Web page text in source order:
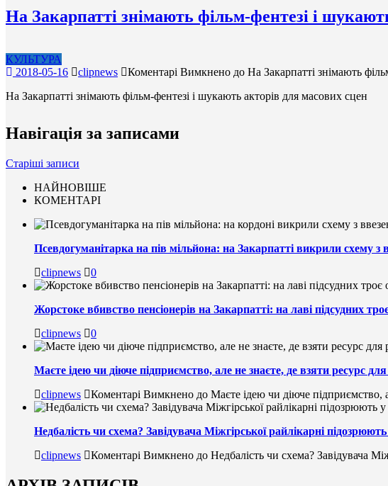
На Закарпатті знімають фільм-фентезі і
КУЛЬТУРА
2018-05-16
clipnews Коментарі Вимкнено до На Закарпатті знімають
На Закарпатті знімають фільм-фентезі і шукають акторів для масових сцен
Навігація за записами
Старіші записи
НАЙНОВІШЕ
КОМЕНТАРІ
Псевдогуманітарка на пів мільйона: на Закарпатті викрили схему з
clipnews
0
Жорстоке вбивство пенсіонерів на Закарпатті: на лаві підсудних
clipnews
0
Маєте ідею чи діюче підприємство, але не знаєте, де взяти ресурс
clipnews
Коментарі Вимкнено до Маєте ідею чи діюче підприємство,
Недбалість чи схема? Завідувача Міжгірської райлікарні
clipnews
Коментарі Вимкнено до Недбалість чи схема? Завідувача